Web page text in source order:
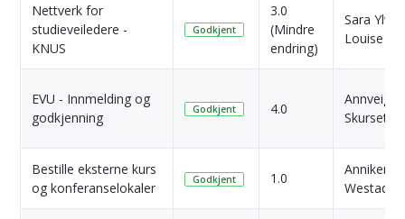
Nettverk for
studieveiledere -
KNUS
Godkjent
3.0
(Mindre
endring)
Sara Ylva
Louise
EVU - Innmelding og
godkjenning
Godkjent 4.0
Annveig
Skurseth
Bestille eksterne kurs
og konferanselokaler
Godkjent 1.0
Anniken
Westad